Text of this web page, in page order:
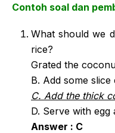
Contoh soal dan
What should we
rice?
Grated the
B. Add some slice
C. Add the thick
D. Serve with
Answer : C